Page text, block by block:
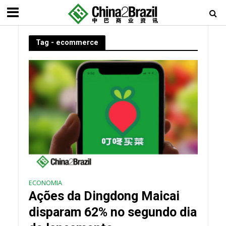
Tag - ecommerce
ECONOMIA
Ações da Dingdong Maicai
disparam 62% no segundo dia